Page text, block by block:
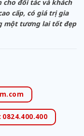
cho đối tác và khách
cấp, có giá trị gia
một tương lai tốt đẹp